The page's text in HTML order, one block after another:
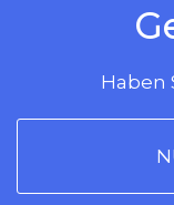
Haben